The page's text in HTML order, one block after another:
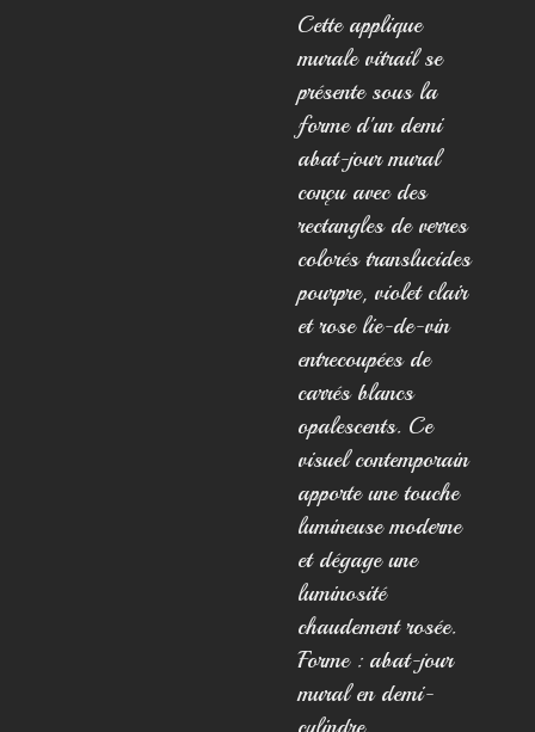
Cette applique
murale vitrail se
présente sous la
forme d'un demi
abat-jour mural
conçu avec des
rectangles de verres
colorés translucides
pourpre, violet clair
et rose lie-de-vin
entrecoupées de
carrés blancs
opalescents. Ce
visuel contemporain
apporte une touche
lumineuse moderne
et dégage une
luminosité
chaudement rosée.
Forme : abat-jour
mural en demi-